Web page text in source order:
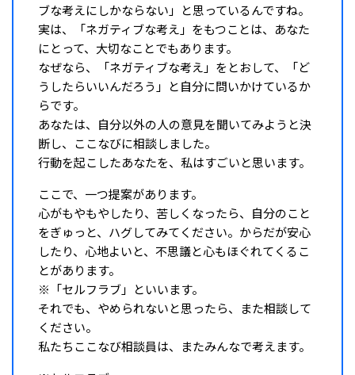
ブな考えにしかならない」と思っているんですね。
実は、「ネガティブな考え」をもつことは、あなた
にとって、大切なことでもあります。
なぜなら、「ネガティブな考え」をとおして、「ど
うしたらいいんだろう」と自分に問いかけているか
らです。
あなたは、自分以外の人の意見を聞いてみようと決
断し、ここなびに相談しました。
行動を起こしたあなたを、私はすごいと思います。
ここで、一つ提案があります。
心がもやもやしたり、苦しくなったら、自分のこと
をぎゅっと、ハグしてみてください。からだが安心
したり、心地よいと、不思議と心もほぐれてくるこ
とがあります。
※「セルフラブ」といいます。
それでも、やめられないと思ったら、また相談して
ください。
私たちここなび相談員は、またみんなで考えます。